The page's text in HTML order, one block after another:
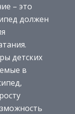
– это
должен
детских
в